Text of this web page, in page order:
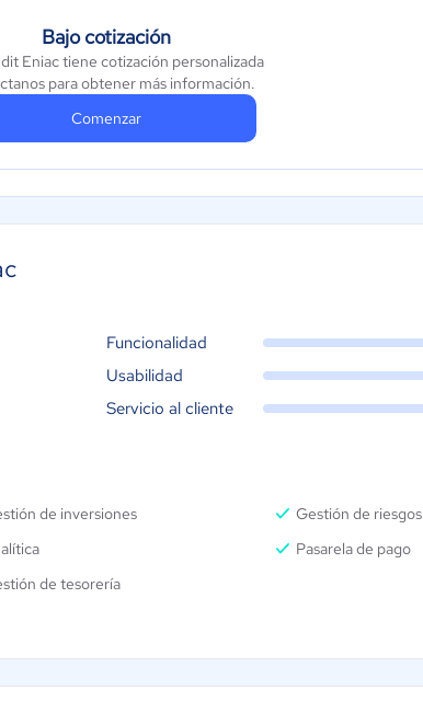
Bajo cotización
Eniac tiene cotización personalizada
para obtener más información.
Comenzar
Funcionalidad
Usabilidad
Servicio al cliente
de inversiones
Gestión de riesgos
Pasarela de pago
de tesorería